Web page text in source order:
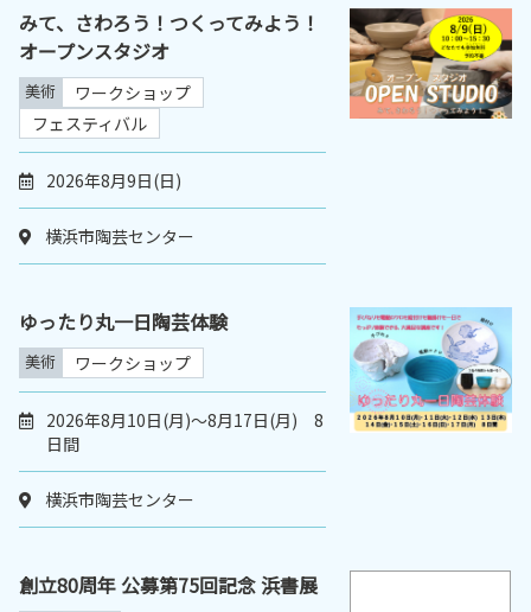
みて、さわろう！つくってみよう！
オープンスタジオ
美術
ワークショップ
フェスティバル
2026年8月9日(日)
横浜市陶芸センター
ゆったり丸一日陶芸体験
美術 ワークショップ
2026年8月10日(月)～8月17日(月) 8
日間
横浜市陶芸センター
創立80周年 公募第75回記念 浜書展